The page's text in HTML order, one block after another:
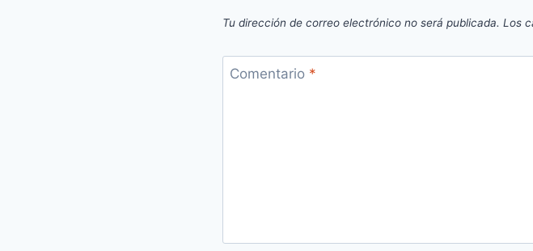
Tu dirección de correo electrónico no será publicada. Los
Comentario *